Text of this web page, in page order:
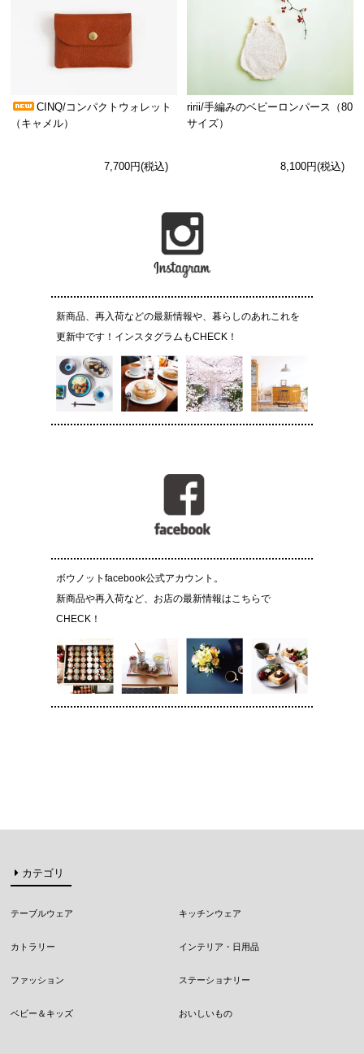
CINQ/コンパクトウォレット
（キャメル）
7,700円(税込)
ririi/手編みのベビーロンパース（80
サイズ）
8,100円(税込)
新商品、再入荷などの最新情報や、暮らしのあれこれを
更新中です！インスタグラムもCHECK！
ボウノットfacebook公式アカウント。
新商品や再入荷など、お店の最新情報はこちらで
CHECK！
カテゴリ
テーブルウェア キッチンウェア
カトラリー インテリア・日用品
ファッション ステーショナリー
ベビー＆キッズ おいしいもの